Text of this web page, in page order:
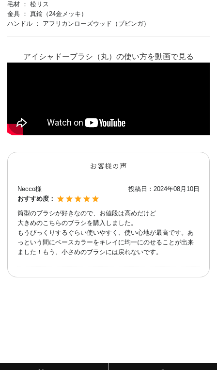
毛材 ： 松リス
金具 ： 真鍮（24金メッキ）
ハンドル ： アフリカンローズウッド（ブビンガ）
アイシャドーブラシ（丸）の使い方を動画で見る
お客様の声
Necco様 投稿日： 2024年08月10日
おすすめ度：
筒型のブラシが好きなので、お値段は高めだけど
大きめのこちらのブラシを購入しました。
もうびっくりするぐらい使いやすく、使い心地が最高です。あ
っという間にベースカラーをキレイに均一にのせることが出来
ました！もう、小さめのブラシには戻れないです。